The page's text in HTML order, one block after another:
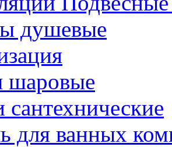
душевые
шаровые
для ванных